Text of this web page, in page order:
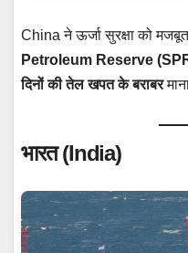
China ने ऊर्जा सुरक्षा को
Petroleum Reserve
दिनों की तेल खपत के बराबर
भारत (India)